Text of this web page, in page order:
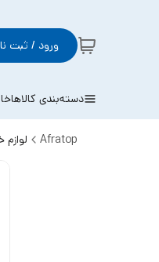
ورود / ثبت
دسته‌بندی کالاها
Afratop